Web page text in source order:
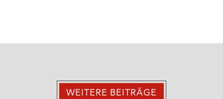
WEITERE BEITRÄGE